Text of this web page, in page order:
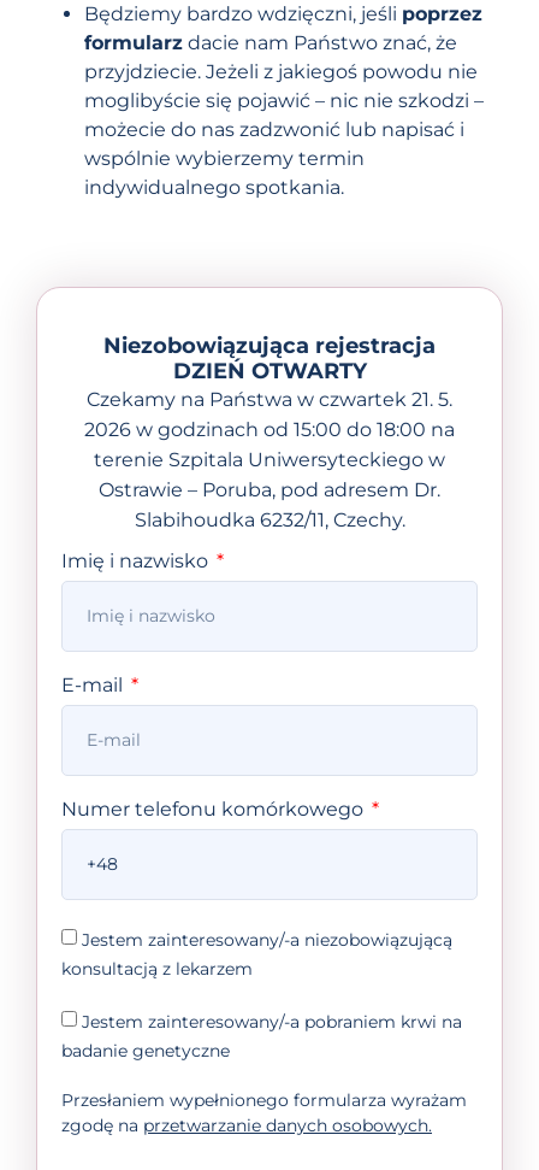
Będziemy bardzo wdzięczni, jeśli poprzez
formularz dacie nam Państwo znać, że
przyjdziecie. Jeżeli z jakiegoś powodu nie
moglibyście się pojawić – nic nie szkodzi –
możecie do nas zadzwonić lub napisać i
wspólnie wybierzemy termin
indywidualnego spotkania.
Niezobowiązująca rejestracja
DZIEŃ OTWARTY
Czekamy na Państwa w czwartek 21. 5.
2026 w godzinach od 15:00 do 18:00 na
terenie Szpitala Uniwersyteckiego w
Ostrawie – Poruba, pod adresem Dr.
Slabihoudka 6232/11, Czechy.
Imię i nazwisko
E-mail
Numer telefonu komórkowego
Jestem zainteresowany/-a niezobowiązującą
konsultacją z lekarzem
Jestem zainteresowany/-a pobraniem krwi na
badanie genetyczne
Przesłaniem wypełnionego formularza wyrażam
zgodę na przetwarzanie danych osobowych.